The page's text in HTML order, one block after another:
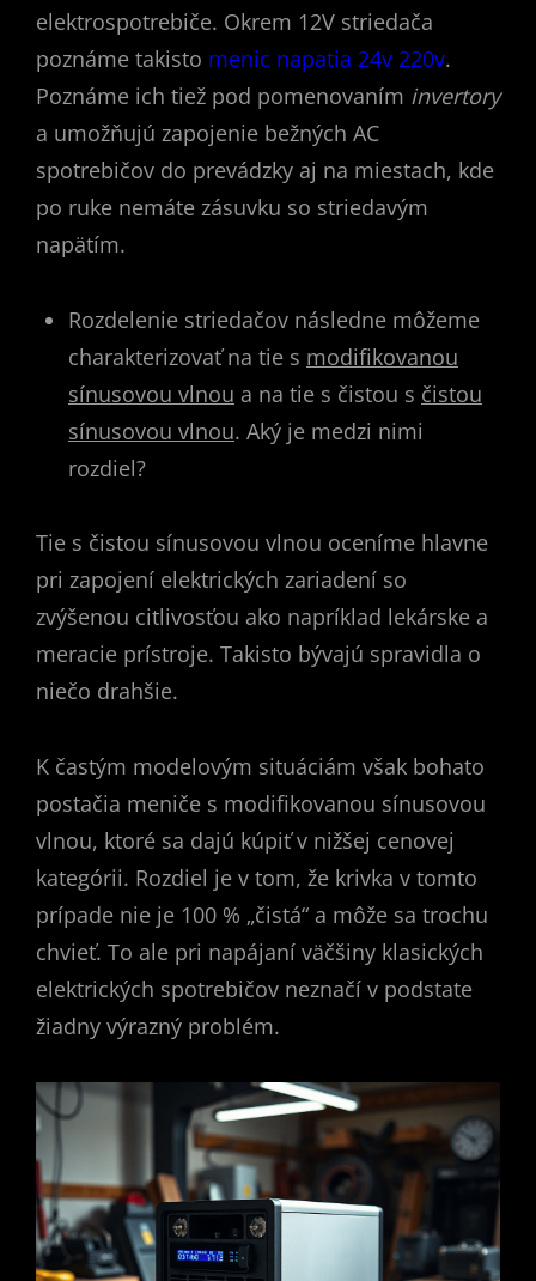
elektrospotrebiče. Okrem 12V striedača
poznáme takisto menic napatia 24v 220v.
Poznáme ich tiež pod pomenovaním invertory
a umožňujú zapojenie bežných AC
spotrebičov do prevádzky aj na miestach, kde
po ruke nemáte zásuvku so striedavým
napätím.
Rozdelenie striedačov následne môžeme
charakterizovať na tie s modifikovanou
sínusovou vlnou a na tie s čistou s čistou
sínusovou vlnou. Aký je medzi nimi
rozdiel?
Tie s čistou sínusovou vlnou oceníme hlavne
pri zapojení elektrických zariadení so
zvýšenou citlivosťou ako napríklad lekárske a
meracie prístroje. Takisto bývajú spravidla o
niečo drahšie.
K častým modelovým situáciám však bohato
postačia meniče s modifikovanou sínusovou
vlnou, ktoré sa dajú kúpiť v nižšej cenovej
kategórii. Rozdiel je v tom, že krivka v tomto
prípade nie je 100 % „čistá“ a môže sa trochu
chvieť. To ale pri napájaní väčšiny klasických
elektrických spotrebičov neznačí v podstate
žiadny výrazný problém.